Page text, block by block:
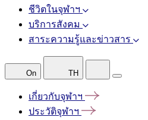
ชีวิตในจุฬาฯ
บริการสังคม
สาระความรู้และข่าวสาร
On TH
เกี่ยวกับจุฬาฯ
ประวัติจุฬาฯ